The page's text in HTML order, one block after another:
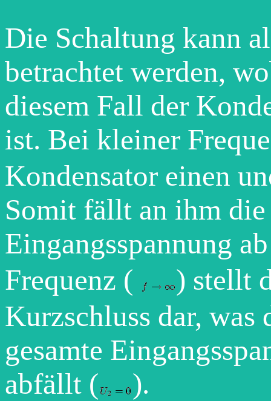
Die Schaltung kann
betrachtet werden,
diesem Fall der
ist. Bei kleiner
Kondensator einen
Somit fällt an ihm die
Eingangsspannung
Frequenz (
) stellt
Kurzschluss dar, was
gesamte
abfällt (
).